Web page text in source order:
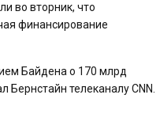
во вторник, что
финансирование
Байдена о 170 млрд
телеканалу CNN.